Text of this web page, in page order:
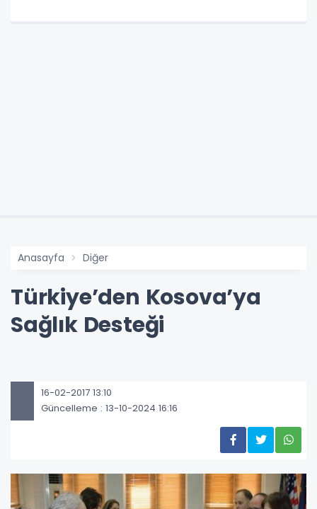
Anasayfa Diğer
Türkiye’den Kosova’ya
Sağlık Desteği
16-02-2017 13:10
Güncelleme : 13-10-2024 16:16